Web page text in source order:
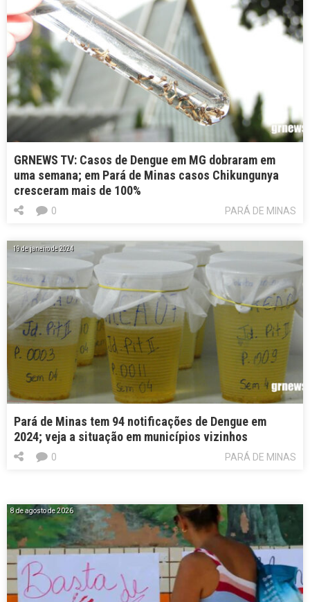
GRNEWS TV: Casos de Dengue em MG dobraram em
uma semana; em Pará de Minas casos Chikungunya
cresceram mais de 100%
PARÁ DE MINAS
0
19 de janeiro de 2024
Pará de Minas tem 94 notificações de Dengue em
2024; veja a situação em municípios vizinhos
PARÁ DE MINAS
0
8 de agosto de 2026